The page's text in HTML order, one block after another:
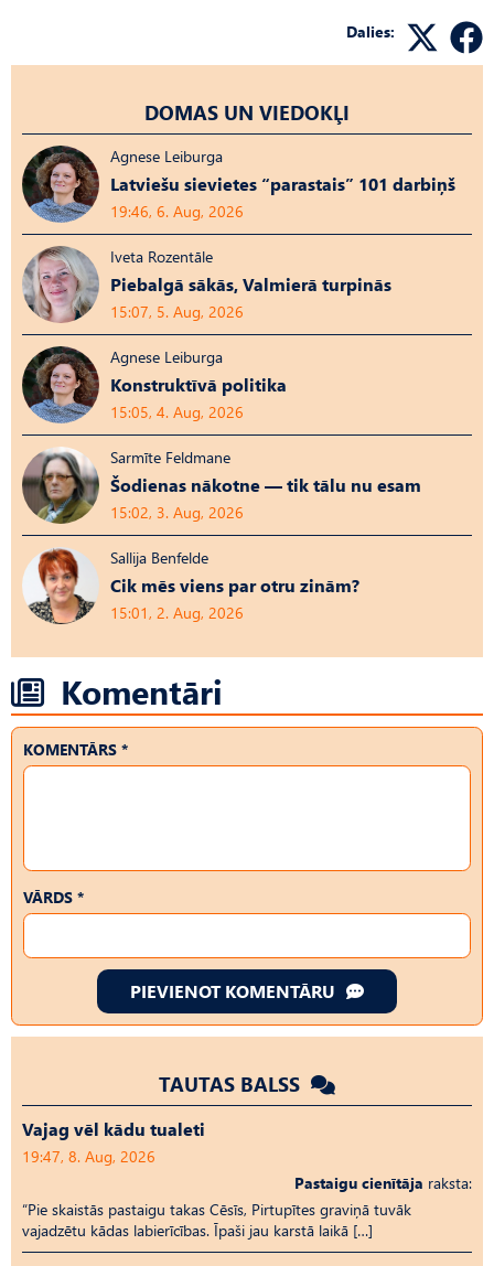
Dalies:
DOMAS UN VIEDOKĻI
Agnese Leiburga
Latviešu sievietes “parastais” 101 darbiņš
19:46, 6. Aug, 2026
Iveta Rozentāle
Piebalgā sākās, Valmierā turpinās
15:07, 5. Aug, 2026
Agnese Leiburga
Konstruktīvā politika
15:05, 4. Aug, 2026
Sarmīte Feldmane
Šodienas nākotne — tik tālu nu esam
15:02, 3. Aug, 2026
Sallija Benfelde
Cik mēs viens par otru zinām?
15:01, 2. Aug, 2026
Komentāri
KOMENTĀRS *
VĀRDS *
PIEVIENOT KOMENTĀRU
TAUTAS BALSS
Vajag vēl kādu tualeti
19:47, 8. Aug, 2026
Pastaigu cienītāja raksta:
“Pie skaistās pastaigu takas Cēsīs, Pirtupītes graviņā tuvāk
vajadzētu kādas labierīcības. Īpaši jau karstā laikā […]